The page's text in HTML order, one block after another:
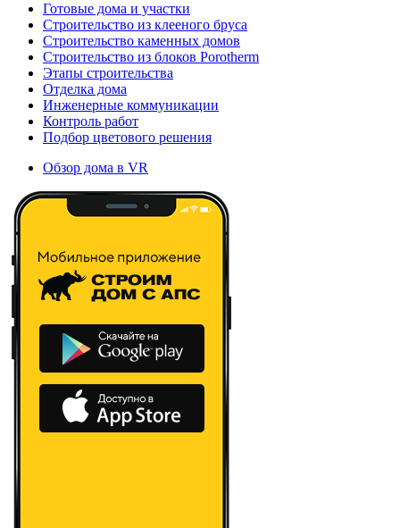
Готовые дома и участки
Строительство из клееного бруса
Строительство каменных домов
Строительство из блоков Porotherm
Этапы строительства
Отделка дома
Инженерные коммуникации
Контроль работ
Подбор цветового решения
Обзор дома в VR